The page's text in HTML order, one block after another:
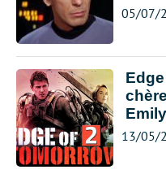
05/07/
13/05/